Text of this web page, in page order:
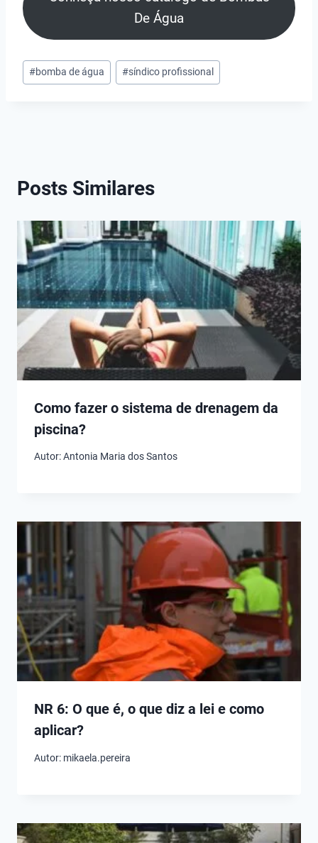
De Água
Tags
do
#bomba de água #síndico profissional
Posts Similares
Como fazer o sistema de drenagem da
piscina?
Autor:Antonia Maria dos Santos
NR 6: O que é, o que diz a lei e como
aplicar?
Autor: mikaela.pereira